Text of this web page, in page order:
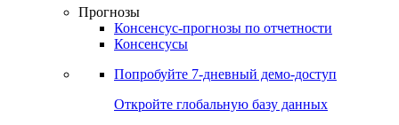
Прогнозы
Консенсус-прогнозы по отчетности
Консенсусы
Попробуйте 7-дневный демо-доступ
Откройте глобальную базу данных